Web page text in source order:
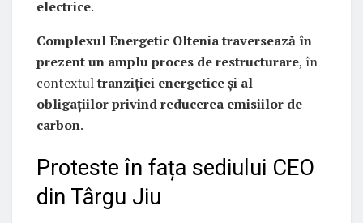
electrice.
Complexul Energetic Oltenia traversează în
prezent un amplu proces de restructurare, în
contextultranziției energetice și al
obligațiilor privind reducerea emisiilor de
carbon.
Proteste în fața sediului CEO
din Târgu Jiu